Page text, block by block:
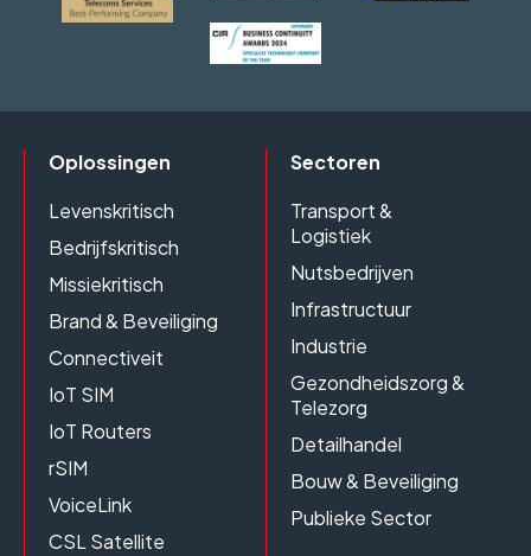
Oplossingen
Levenskritisch
Bedrijfskritisch
Missiekritisch
Brand & Beveiliging
Connectiveit
IoT SIM
IoT Routers
rSIM
VoiceLink
CSL Satellite
Sectoren
Transport &
Logistiek
Nutsbedrijven
Infrastructuur
Industrie
Gezondheidszorg &
Telezorg
Detailhandel
Bouw & Beveiliging
Publieke Sector